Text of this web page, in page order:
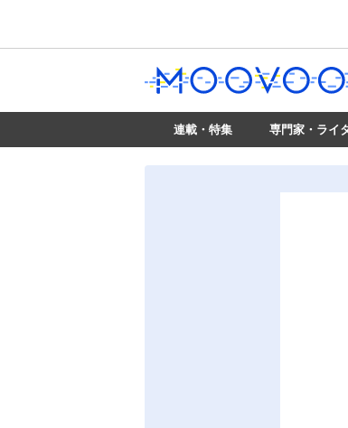
連載・特集 専門家・ライ